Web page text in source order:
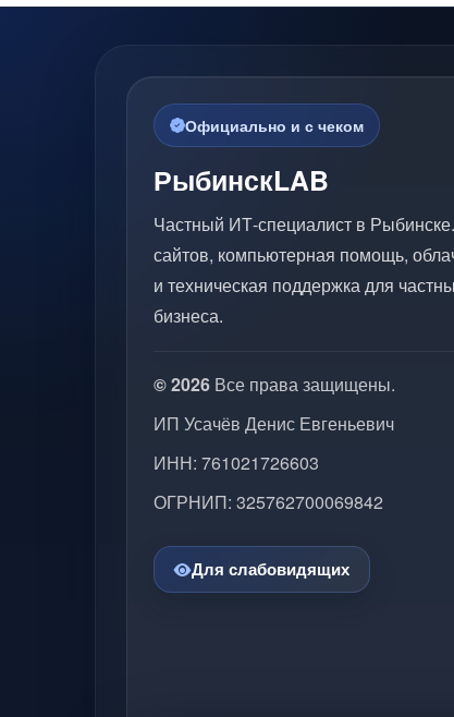
Официально и с чеком
РыбинскLAB
Частный ИТ-специалист в
сайтов, компьютерная помощь,
и техническая поддержка для
бизнеса.
© 2026 Все права защищены.
ИП Усачёв Денис Евгеньевич
ИНН: 761021726603
ОГРНИП: 325762700069842
Для слабовидящих